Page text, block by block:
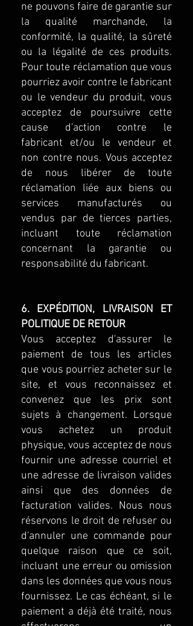
ne pouvons faire de garantie sur
la qualité marchande, la
conformité, la qualité, la sûreté
ou la légalité de ces produits.
Pour toute réclamation que vous
pourriez avoir contre le fabricant
ou le vendeur du produit, vous
acceptez de poursuivre cette
cause d'action contre le
fabricant et/ou le vendeur et
non contre nous. Vous acceptez
de nous libérer de toute
réclamation liée aux biens ou
services manufacturés ou
vendus par de tierces parties,
incluant toute réclamation
concernant la garantie ou
responsabilité du fabricant.
6. EXPÉDITION, LIVRAISON ET
POLITIQUE DE RETOUR
Vous acceptez d'assurer le
paiement de tous les articles
que vous pourriez acheter sur le
site, et vous reconnaissez et
convenez que les prix sont
sujets à changement. Lorsque
vous achetez un produit
physique, vous acceptez de nous
fournir une adresse courriel et
une adresse de livraison valides
ainsi que des données de
facturation valides. Nous nous
réservons le droit de refuser ou
d'annuler une commande pour
quelque raison que ce soit,
incluant une erreur ou omission
dans les données que vous nous
fournissez. Le cas échéant, si le
paiement a déjà été traité, nous